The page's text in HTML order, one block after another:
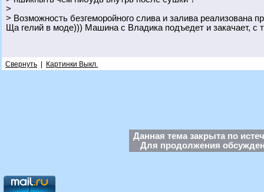
>
> Возможность безгеморойного слива и залива реализована
Ща гелий в моде))) Машина с Владика подъедет и закачает, с
Свернуть Картинки Выкл.
Данная тема закрыта по
Для продолжения